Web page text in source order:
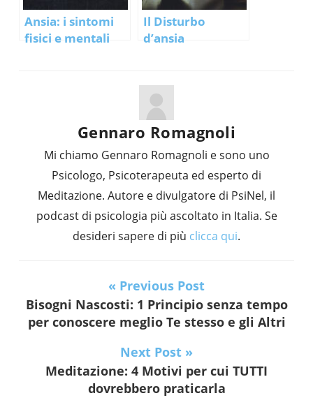
Ansia: i sintomi
fisici e mentali
Il Disturbo
d’ansia
trattamento
Gennaro Romagnoli
Mi chiamo Gennaro Romagnoli e sono uno
Psicologo, Psicoterapeuta ed esperto di
Meditazione. Autore e divulgatore di PsiNel, il
podcast di psicologia più ascoltato in Italia. Se
desideri sapere di più clicca qui.
« Previous Post
Bisogni Nascosti: 1 Principio senza tempo
per conoscere meglio Te stesso e gli Altri
Next Post »
Meditazione: 4 Motivi per cui TUTTI
dovrebbero praticarla